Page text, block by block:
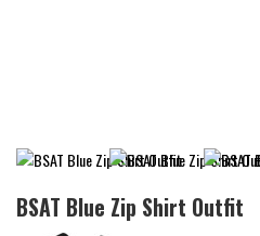
BSAT Blue Zip Shirt Outfit